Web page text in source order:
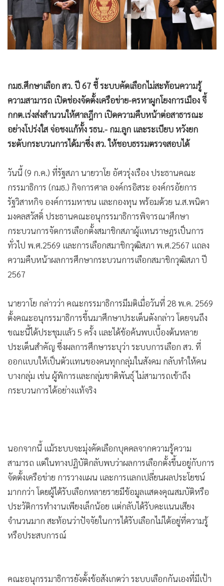
Infographic
• การเมือง
ท่องเที่ยว
• กีฬา
• Special Scoop
• เศรษฐกิจ-ธุรกิจ
• จีน
• ชุมชน-คุณภาพชีวิต
• อาชญากรรม
• เกม
• วิทยาศาสตร์
• SMEs
• อินโดจีน
กองทุนรวม
• Celeb Online
• ญี่ปุ่น
• News1
• Gotomanager
กมธ.ศึกษาเลือก สว. ปี 67 ชี้ ระบบคัดเลือกไม่สะท้อนความรู้
ความสามารถ เปิดช่องจัดตั้งเครือข่าย-ครหาผูกโยงการเมือง จี้
กกต.เร่งส่งสำนวนให้ศาลฎีกา เปิดความคืบหน้าต่อสาธารณะ
อย่างโปร่งใส จ่อชงแก้ทั้ง รธน.- กม.ลูก และระเบียบ หวังยก
ระดับกระบวนการได้มาซึ่ง สว. ให้ชอบธรรมตรวจสอบได้
วันนี้ (9 ก.ค.) ที่รัฐสภา นายวาโย อัศวรุ่งเรือง ประธานคณะ
กรรมาธิการ (กมธ.) กิจการศาล องค์กรอิสระ องค์กรอัยการ
รัฐวิสาหกิจ องค์การมหาชน และกองทุน พร้อมด้วย น.ส.พนิดา
มงคลสวัสดิ์ ประธานคณะอนุกรรมาธิการพิจารณาศึกษา
กระบวนการจัดการเลือกตั้งสมาชิกสภาผู้แทนราษฎรเป็นการ
ทั่วไป พ.ศ.2569 และการเลือกสมาชิกวุฒิสภา พ.ศ.2567 แถลง
ความคืบหน้าผลการศึกษากระบวนการเลือกสมาชิกวุฒิสภา ปี
2567
นายวาโย กล่าวว่า คณะกรรมาธิการมีมติเมื่อวันที่ 28 พ.ค. 2569
ตั้งคณะอนุกรรมาธิการขึ้นมาศึกษาประเด็นดังกล่าว โดยจนถึง
ขณะนี้ได้ประชุมแล้ว 5 ครั้ง และได้ข้อค้นพบเบื้องต้นหลาย
ประเด็นสำคัญ ซึ่งผลการศึกษาระบุว่า ระบบการเลือก สว. ที่
ออกแบบให้เป็นตัวแทนของคนทุกกลุ่มในสังคม กลับทำให้คน
บางกลุ่ม เช่น ผู้พิการและกลุ่มชาติพันธุ์ ไม่สามารถเข้าถึง
กระบวนการได้อย่างแท้จริง
นอกจากนี้ แม้ระบบจะมุ่งคัดเลือกบุคคลจากความรู้ความ
สามารถ แต่ในทางปฏิบัติกลับพบว่าผลการเลือกตั้งขึ้นอยู่กับการ
จัดตั้งเครือข่าย การวางแผน และการแลกเปลี่ยนผลประโยชน์
มากกว่า โดยผู้ได้รับเลือกหลายรายมีข้อมูลแสดงคุณสมบัติหรือ
ประวัติการทำงานเพียงเล็กน้อย แต่กลับได้รับคะแนนเสียง
จำนวนมาก สะท้อนว่าปัจจัยในการได้รับเลือกไม่ได้อยู่ที่ความรู้
หรือประสบการณ์
คณะอนุกรรมาธิการยังตั้งข้อสังเกตว่า ระบบเลือกกันเองที่มีเป้า